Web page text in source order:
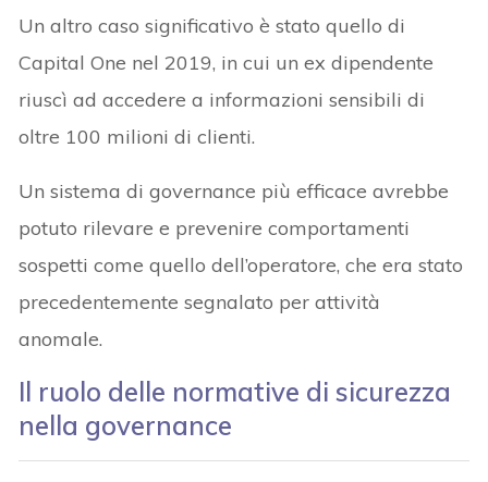
Un altro caso significativo è stato quello di
Capital One nel 2019, in cui un ex dipendente
riuscì ad accedere a informazioni sensibili di
oltre 100 milioni di clienti.
Un sistema di governance più efficace avrebbe
potuto rilevare e prevenire comportamenti
sospetti come quello dell’operatore, che era stato
precedentemente segnalato per attività
anomale.
Il ruolo delle normative di sicurezza
nella governance